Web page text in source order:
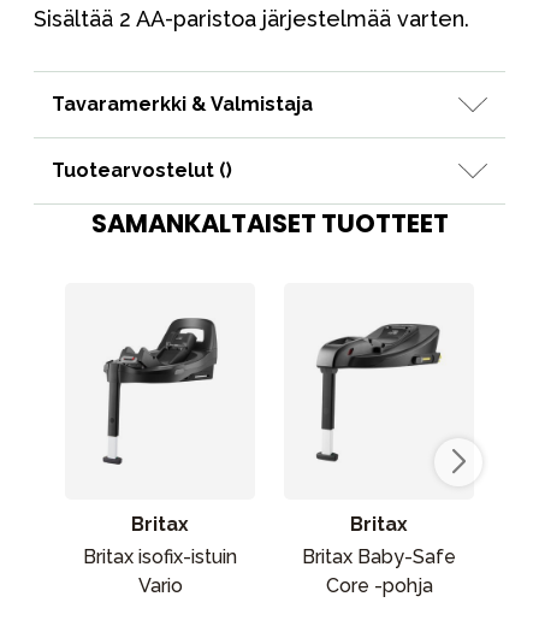
Sisältää 2 AA-paristoa järjestelmää varten.
Tavaramerkki & Valmistaja
Tuotearvostelut ()
SAMANKALTAISET TUOTTEET
Britax
Britax isofix-istuin
Vario
Britax
Britax Baby-Safe
Core -pohja